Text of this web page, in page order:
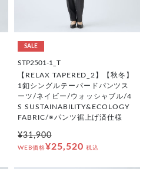
SALE
STP2501-1_T
【RELAX TAPERED_2】【秋冬】
1釦シングルテーパードパンツス
ーツ/ネイビー/ウォッシャブル/4
S SUSTAINABILITY&ECOLOGY
FABRIC/※パンツ裾上げ済仕様
¥31,900
WEB価格¥25,520 税込